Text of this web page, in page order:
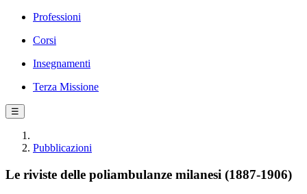
Professioni
Corsi
Insegnamenti
Terza Missione
☰
Pubblicazioni
Le riviste delle poliambulanze milanesi (1887-1906)